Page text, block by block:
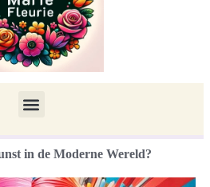
in de Moderne Wereld?